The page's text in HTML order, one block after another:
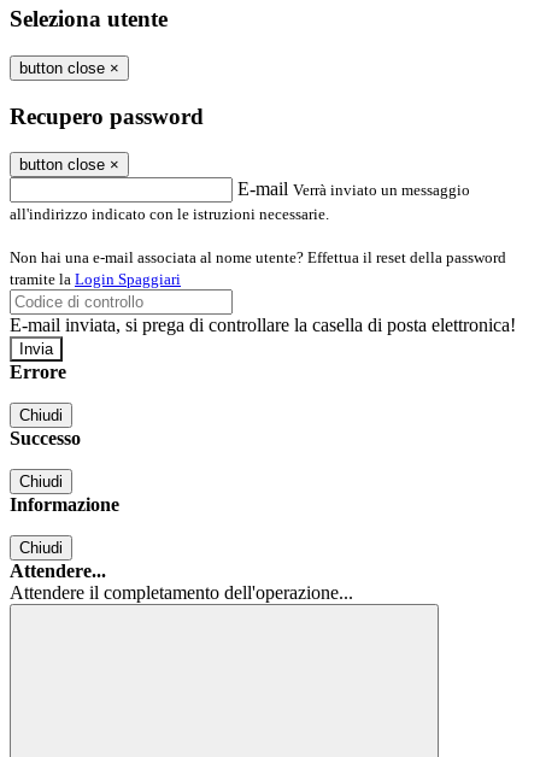
Seleziona utente
button close ×
Recupero password
button close ×
E-mail Verrà inviato un messaggio
all'indirizzo indicato con le istruzioni necessarie.
Non hai una e-mail associata al nome utente? Effettua il reset della password
tramite la Login Spaggiari
E-mail inviata, si prega di controllare la casella di posta elettronica!
Errore
Chiudi
Successo
Chiudi
Informazione
Chiudi
Attendere...
Attendere il completamento dell'operazione...